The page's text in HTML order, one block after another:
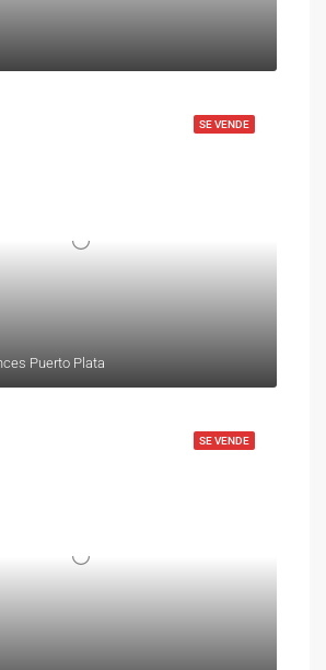
SE VENDE
Puerto Plata
SE VENDE